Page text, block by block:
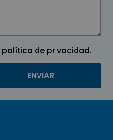
política de privacidad.